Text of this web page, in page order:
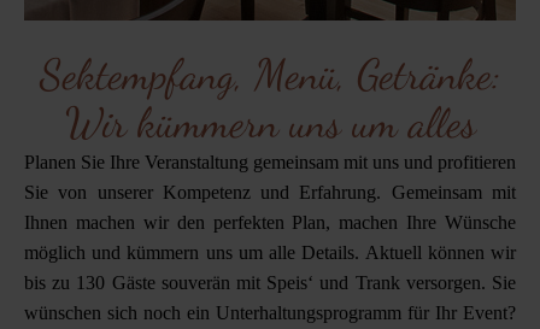
Sektempfang, Menü, Getränke:
Wir kümmern uns um alles
Planen Sie Ihre Veranstaltung gemeinsam mit uns und profitieren
Sie von unserer Kompetenz und Erfahrung. Gemeinsam mit
Ihnen machen wir den perfekten Plan, machen Ihre Wünsche
möglich und kümmern uns um alle Details. Aktuell können wir
bis zu 130 Gäste souverän mit Speis‘ und Trank versorgen. Sie
wünschen sich noch ein Unterhaltungsprogramm für Ihr Event?